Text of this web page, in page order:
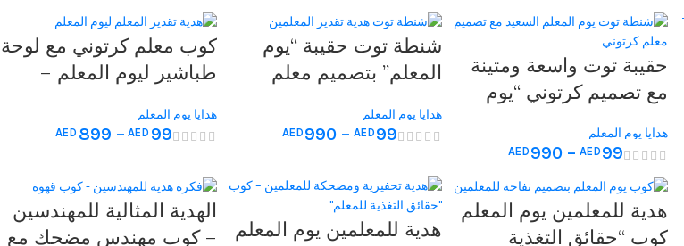
حقيبة توت واسعة ومتينة
مع تصميم كرتوني “يوم
المثالية للمعلمين
هدايا يوم المعلم
AED 99
–
AED 990
شنطة توت حقيبة “يوم
المعلم” بتصميم معلم
لتقدير المعلمين
هدايا يوم المعلم
AED 99
–
AED 990
كوب معلم كرتوني مع لوحة
طباشير ليوم المعلم –
هدايا يوم المعلم
AED 99
–
AED 899
هدية للمعلمين يوم المعلم
كوب “حقائق التغذية
هدية للمعلمين يوم المعلم
الهدية المثالية للمهندسين
– كوب مهندس مضحك مع